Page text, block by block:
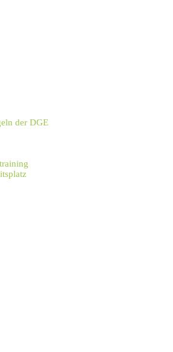
der DGE